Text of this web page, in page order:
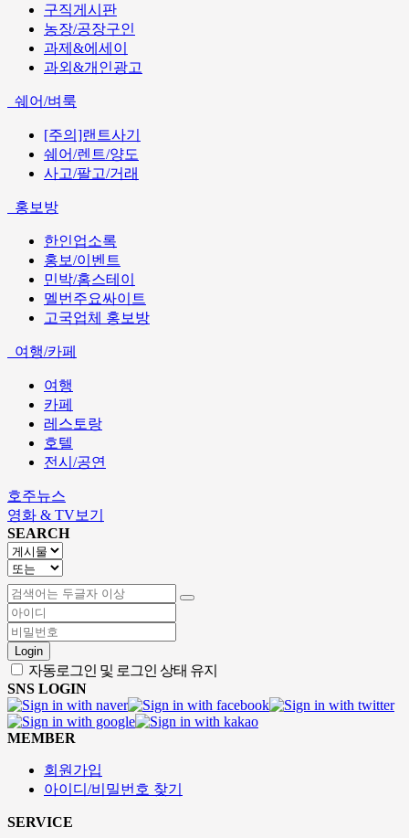
구직게시판
농장/공장구인
과제&에세이
과외&개인광고
쉐어/벼룩
[주의]랜트사기
쉐어/렌트/양도
사고/팔고/거래
홍보방
한인업소록
홍보/이벤트
민박/홈스테이
멜번주요싸이트
고국업체 홍보방
여행/카페
여행
카페
레스토랑
호텔
전시/공연
호주뉴스
영화 & TV보기
SEARCH
Login
자동로그인 및 로그인 상태 유지
SNS LOGIN
MEMBER
회원가입
아이디/비밀번호 찾기
SERVICE